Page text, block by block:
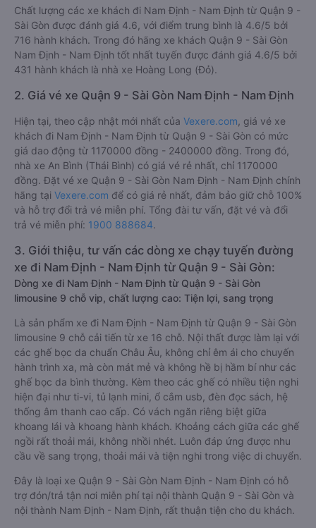
Chất lượng các xe khách đi Nam Định - Nam Định từ Quận 9 -
Sài Gòn được đánh giá 4.6, với điểm trung bình là 4.6/5 bởi
716 hành khách. Trong đó hãng xe khách Quận 9 - Sài Gòn
Nam Định - Nam Định tốt nhất tuyến được đánh giá 4.6/5 bởi
431 hành khách là nhà xe Hoàng Long (Đỏ).
2. Giá vé xe Quận 9 - Sài Gòn Nam Định - Nam Định
Hiện tại, theo cập nhật mới nhất của Vexere.com , giá vé xe
khách đi Nam Định - Nam Định từ Quận 9 - Sài Gòn có mức
giá dao động từ 1170000 đồng - 2400000 đồng. Trong đó,
nhà xe An Bình (Thái Bình) có giá vé rẻ nhất, chỉ 1170000
đồng. Đặt vé xe Quận 9 - Sài Gòn Nam Định - Nam Định chính
hãng tại Vexere.com để có giá rẻ nhất, đảm bảo giữ chỗ 100%
và hỗ trợ đổi trả vé miễn phí. Tổng đài tư vấn, đặt vé và đổi
trả vé miễn phí: 1900 888684.
3. Giới thiệu, tư vấn các dòng xe chạy tuyến đường
xe đi Nam Định - Nam Định từ Quận 9 - Sài Gòn:
Dòng xe đi Nam Định - Nam Định từ Quận 9 - Sài Gòn
limousine 9 chỗ vip, chất lượng cao: Tiện lợi, sang trọng
Là sản phẩm xe đi Nam Định - Nam Định từ Quận 9 - Sài Gòn
limousine 9 chỗ cải tiến từ xe 16 chỗ. Nội thất được làm lại với
các ghế bọc da chuẩn Châu Âu, không chỉ êm ái cho chuyến
hành trình xa, mà còn mát mẻ và không hề bị hầm bí như các
ghế bọc da bình thường. Kèm theo các ghế có nhiều tiện nghi
hiện đại như ti-vi, tủ lạnh mini, ổ cắm usb, đèn đọc sách, hệ
thống âm thanh cao cấp. Có vách ngăn riêng biệt giữa
khoang lái và khoang hành khách. Khoảng cách giữa các ghế
ngồi rất thoải mái, không nhồi nhét. Luôn đáp ứng được nhu
cầu về sang trọng, thoải mái và tiện nghi trong việc di chuyển.
Đây là loại xe Quận 9 - Sài Gòn Nam Định - Nam Định có hỗ
trợ đón/trả tận nơi miễn phí tại nội thành Quận 9 - Sài Gòn và
nội thành Nam Định - Nam Định, rất thuận tiện cho du khách.